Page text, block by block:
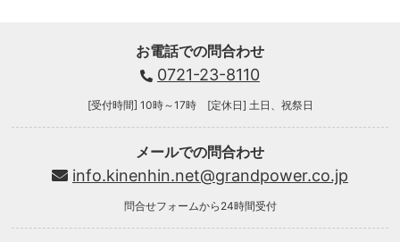
お電話での問合わせ
0721-23-8110
[受付時間] 10時～17時 [定休日] 土日、祝祭日
メールでの問合わせ
info.kinenhin.net@grandpower.co.jp
問合せフォームから24時間受付